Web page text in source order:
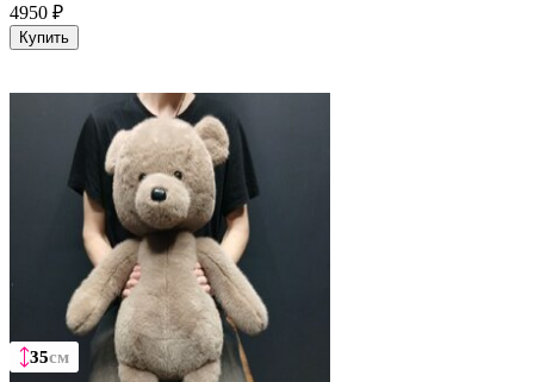
35см
35см
35см
35см
4950 ₽
Купить